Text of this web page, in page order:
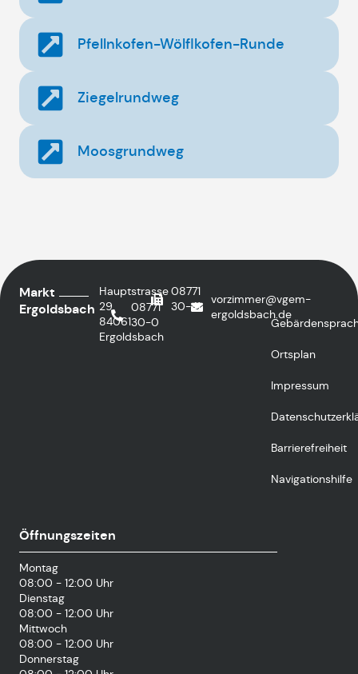
Pfellnkofen-Wölflkofen-Runde
Ziegelrundweg
Moosgrundweg
Markt
Ergoldsbach
Hauptstrasse
29
84061
Ergoldsbach
08771
30-0
08771
30-41
vorzimmer@vgem-
ergoldsbach.de
Ortsplan
Impressum
Barrierefreiheit
Navigationshilfe
Öffnungszeiten
Montag
08:00 - 12:00 Uhr
Dienstag
08:00 - 12:00 Uhr
Mittwoch
08:00 - 12:00 Uhr
Donnerstag